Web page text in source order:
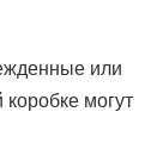
или
могут